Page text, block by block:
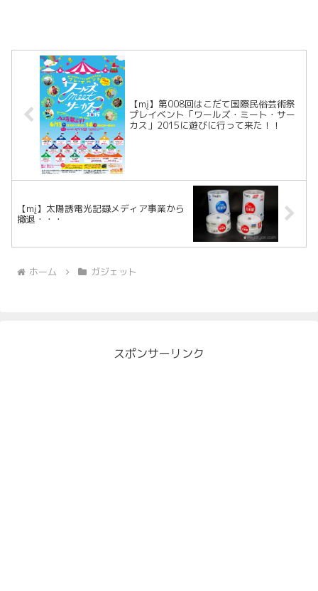
【mį】第008回はこだて国際民俗芸術祭
プレイベント「ワールズ・ミート・サー
カス」2015に遊びに行って来た！！
【mį】太陽誘電光記録メディア事業から
撤退・・・
ホーム ガジェット
スポンサーリンク